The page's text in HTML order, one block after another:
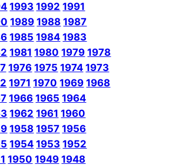
1993 1992 1991
1989 1988 1987
1985 1984 1983
1981 1980 1979 1978
1976 1975 1974 1973
1971 1970 1969 1968
1966 1965 1964
1962 1961 1960
1958 1957 1956
1954 1953 1952
1950 1949 1948